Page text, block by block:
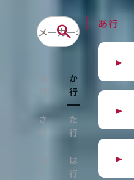
あ行
search
か
行
さ
た
行
は
行